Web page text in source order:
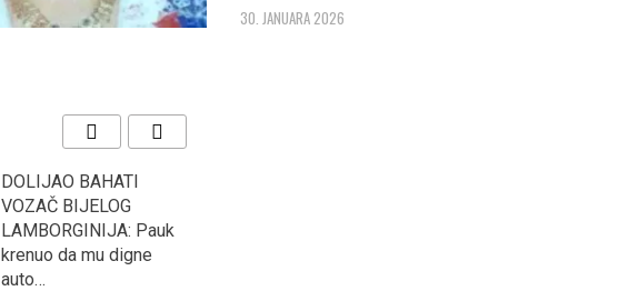
Nasrnuo nožem na
policiju, policajac ga
upucao!!!
30. JANUARA 2026